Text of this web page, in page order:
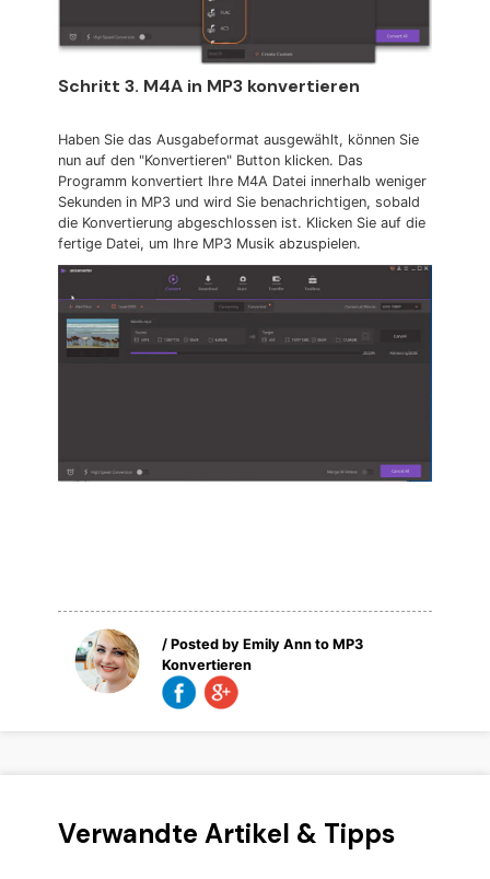
Schritt 3. M4A in MP3 konvertieren
Haben Sie das Ausgabeformat ausgewählt, können Sie
nun auf den "Konvertieren" Button klicken. Das
Programm konvertiert Ihre M4A Datei innerhalb weniger
Sekunden in MP3 und wird Sie benachrichtigen, sobald
die Konvertierung abgeschlossen ist. Klicken Sie auf die
fertige Datei, um Ihre MP3 Musik abzuspielen.
/ Posted byEmily Ann toMP3
Konvertieren
Verwandte Artikel & Tipps